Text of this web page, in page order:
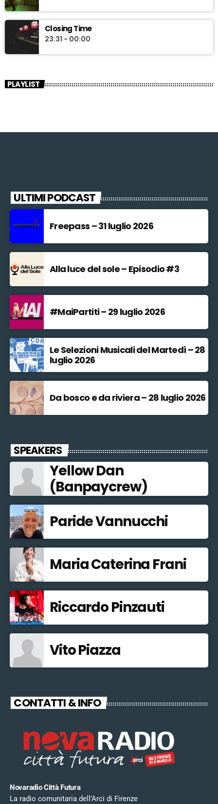
Closing Time
23:31 - 00:00
PLAYLIST
ULTIMI PODCAST
Freepass – 31 luglio 2026
Alla luce del sole – Episodio #3
#MaiPartiti – 29 luglio 2026
Le Selezioni Musicali del Martedì – 28
luglio 2026
Da bosco e da riviera – 28 luglio 2026
SPEAKERS
Yellow Dan
(Banpaycrew)
Paride Vannucchi
Maria Caterina Frani
Riccardo Pinzauti
Vito Piazza
CONTATTI & INFO
Novaradio Città Futura
La radio comunitaria dell’Arci di Firenze